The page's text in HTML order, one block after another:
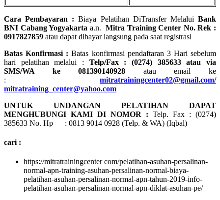
Cara Pembayaran :Biaya Pelatihan DiTransfer MelaluiBank
BNI Cabang Yogyakarta a.n.Mitra Training Center No. Rek :
0917827859 atau dapat dibayar langsung pada saat registrasi
Batas Konfirmasi :Batas konfirmasi pendaftaran 3 Hari sebelum
hari pelatihan melalui : Telp/Fax : (0274) 385633 atau via
SMS/WA ke 081390140928 atau email ke
:
mitratrainingcenter02@gmail.com/
mitratraining_center@yahoo.com
UNTUK UNDANGAN PELATIHAN DAPAT
MENGHUBUNGI KAMI DI NOMOR : Telp. Fax : (0274)
385633 No. Hp : 0813 9014 0928 (Telp. & WA) (Iqbal)
cari :
https://mitratrainingcenter com/pelatihan-asuhan-persalinan-
normal-apn-training-asuhan-persalinan-normal-biaya-
pelatihan-asuhan-persalinan-normal-apn-tahun-2019-info-
pelatihan-asuhan-persalinan-normal-apn-diklat-asuhan-pe/